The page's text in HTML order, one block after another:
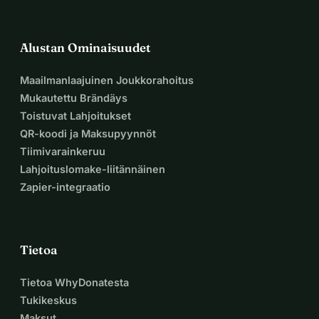
Alustan Ominaisuudet
Maailmanlaajuinen Joukkorahoitus
Mukautettu Brändäys
Toistuvat Lahjoitukset
QR-koodi ja Maksupyynnöt
Tiimivarainkeruu
Lahjoituslomake-liitännäinen
Zapier-integraatio
Tietoa
Tietoa WhyDonatesta
Tukikeskus